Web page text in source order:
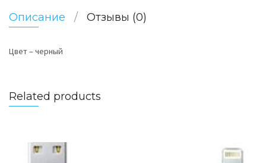
Описание Отзывы (0)
Цвет – черный
Related products